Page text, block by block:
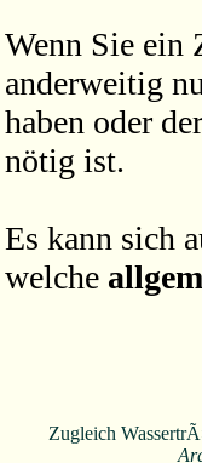
Wenn Sie ein
anderweitig
haben oder
nötig ist.
Es kann sich
welche
Zugleich